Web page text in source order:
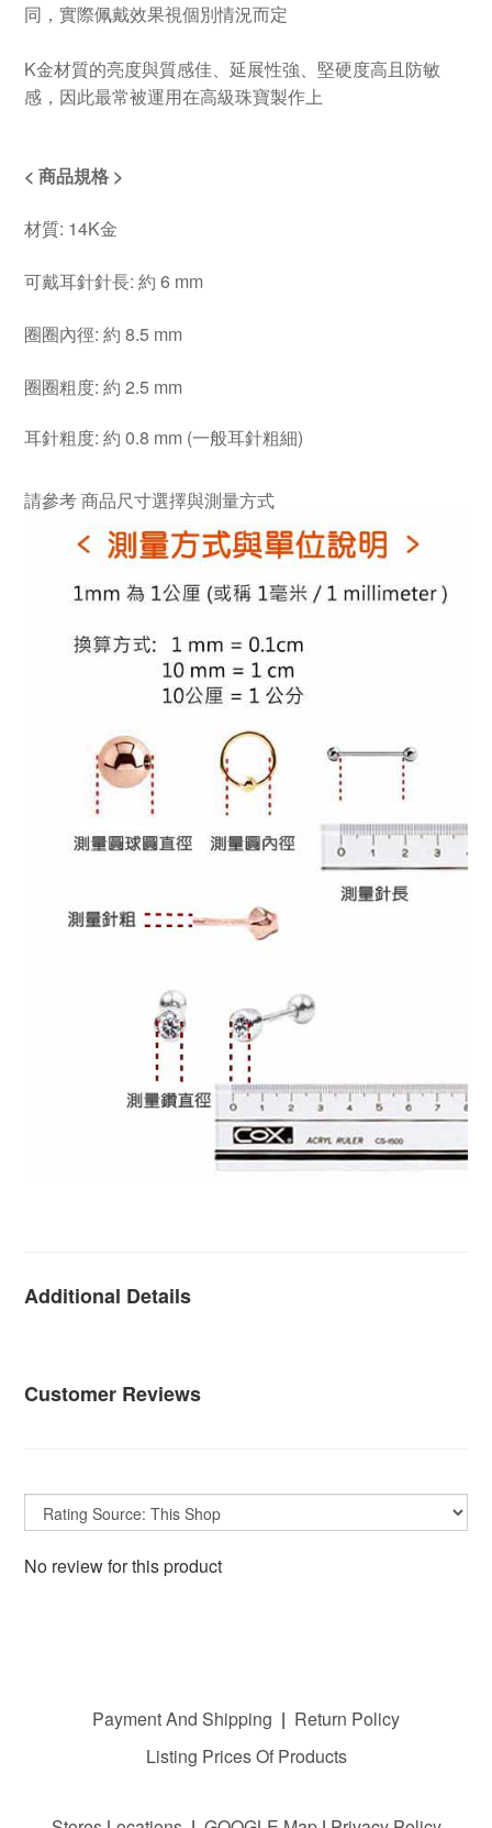
同，實際佩戴效果視個別情況而定
K金材質的亮度與質感佳、延展性強、堅硬度高且防敏
感，因此最常被運用在高級珠寶製作上
< 商品規格 >
材質: 14K金
可戴耳針針長: 約 6 mm
圈圈內徑: 約 8.5 mm
圈圈粗度: 約 2.5 mm
耳針粗度: 約 0.8 mm (一般耳針粗細)
請參考商品尺寸選擇與測量方式
Additional Details
Customer Reviews
No review for this product
Payment And Shipping | Return Policy
Listing Prices Of Products